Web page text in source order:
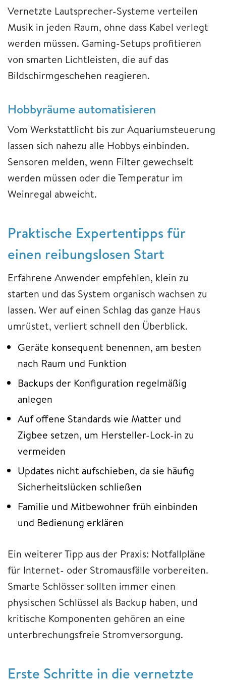
Vernetzte Lautsprecher-Systeme verteilen
Musik in jeden Raum, ohne dass Kabel verlegt
werden müssen. Gaming-Setups profitieren
von smarten Lichtleisten, die auf das
Bildschirmgeschehen reagieren.
Hobbyräume automatisieren
Vom Werkstattlicht bis zur Aquariumsteuerung
lassen sich nahezu alle Hobbys einbinden.
Sensoren melden, wenn Filter gewechselt
werden müssen oder die Temperatur im
Weinregal abweicht.
Praktische Expertentipps für
einen reibungslosen Start
Erfahrene Anwender empfehlen, klein zu
starten und das System organisch wachsen zu
lassen. Wer auf einen Schlag das ganze Haus
umrüstet, verliert schnell den Überblick.
Geräte konsequent benennen, am besten
nach Raum und Funktion
Backups der Konfiguration regelmäßig
anlegen
Auf offene Standards wie Matter und
Zigbee setzen, um Hersteller-Lock-in zu
vermeiden
Updates nicht aufschieben, da sie häufig
Sicherheitslücken schließen
Familie und Mitbewohner früh einbinden
und Bedienung erklären
Ein weiterer Tipp aus der Praxis: Notfallpläne
für Internet- oder Stromausfälle vorbereiten.
Smarte Schlösser sollten immer einen
physischen Schlüssel als Backup haben, und
kritische Komponenten gehören an eine
unterbrechungsfreie Stromversorgung.
Erste Schritte in die vernetzte